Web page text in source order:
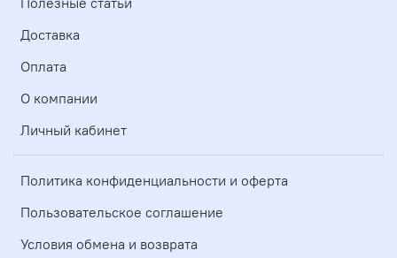
Доставка
Оплата
О компании
Личный кабинет
Политика конфиденциальности и оферта
Пользовательское соглашение
Условия обмена и возврата